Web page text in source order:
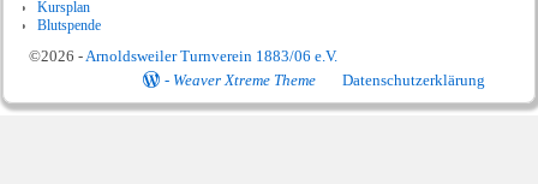
Kursplan
Blutspende
©2026 - Arnoldsweiler Turnverein 1883/06 e.V.
- Weaver Xtreme Theme Datenschutzerklärung